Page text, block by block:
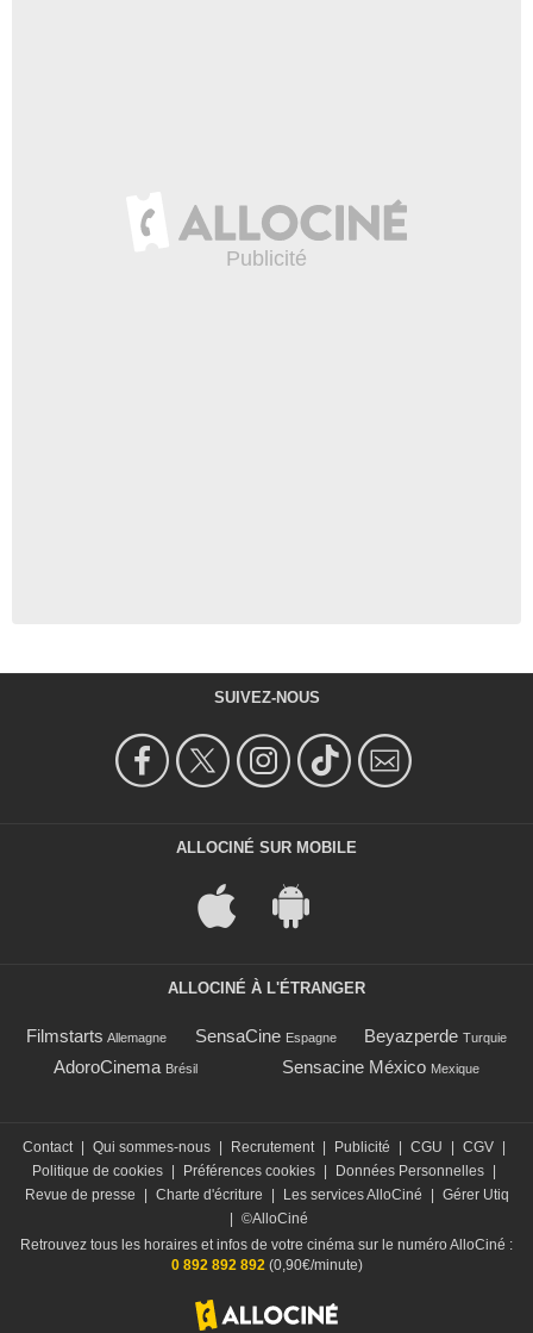
SUIVEZ-NOUS
ALLOCINÉ SUR MOBILE
ALLOCINÉ À L'ÉTRANGER
Filmstarts Allemagne SensaCine Espagne Beyazperde Turquie
AdoroCinema Brésil Sensacine México Mexique
Contact Qui sommes-nous Recrutement Publicité CGU CGV
Politique de cookies
Préférences cookies Données Personnelles
Revue de presse
Charte d'écriture Les services AlloCiné
Gérer Utiq
©AlloCiné
Retrouvez tous les horaires et infos de votre cinéma sur le numéro AlloCiné :
0 892 892 892(0,90€/minute)